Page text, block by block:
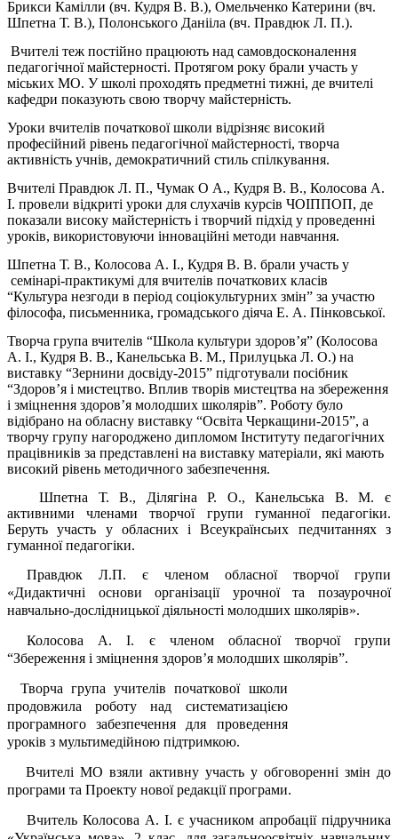
Брикси Камілли (вч. Кудря В. В.), Омельченко Катерини (вч.
Шпетна Т. В.), Полонського Данііла (вч. Правдюк Л. П.).
Вчителі теж постійно працюють над самовдосконалення
педагогічної майстерності. Протягом року брали участь у
міських МО. У школі проходять предметні тижні, де вчителі
кафедри показують свою творчу майстерність.
Уроки вчителів початкової школи відрізняє високий
професійний рівень педагогічної майстерності, творча
активність учнів, демократичний стиль спілкування.
Вчителі Правдюк Л. П., Чумак О А., Кудря В. В., Колосова А.
І. провели відкриті уроки для слухачів курсів ЧОІППОП, де
показали високу майстерність і творчий підхід у проведенні
уроків, використовуючи інноваційні методи навчання.
Шпетна Т. В., Колосова А. І., Кудря В. В. брали участь у
семінарі-практикумі для вчителів початкових класів
“Культура незгоди в період соціокультурних змін” за участю
філософа, письменника, громадського діяча Е. А. Пінковської.
Творча група вчителів “Школа культури здоров’я” (Колосова
А. І., Кудря В. В., Канельська В. М., Прилуцька Л. О.) на
виставку “Зернини досвіду-2015” підготували посібник
“Здоров’я і мистецтво. Вплив творів мистецтва на збереження
і зміцнення здоров’я молодших школярів”. Роботу було
відібрано на обласну виставку “Освіта Черкащини-2015”, а
творчу групу нагороджено дипломом Інституту педагогічних
працівників за представлені на виставку матеріали, які мають
високий рівень методичного забезпечення.
Шпетна Т. В., Ділягіна P. O., Канельська В. М. є
активними членами творчої групи гуманної педагогіки.
Беруть участь у обласних і Всеукраїнсьих педчитаннях з
гуманної педагогіки.
Правдюк Л.П. є членом обласної творчої групи
«Дидактичні основи організації урочної та позаурочної
навчально-дослідницької діяльності молодших школярів».
Колосова А. І. є членом обласної творчої групи
“Збереження і зміцнення здоров’я молодших школярів”.
Творча група учителів початкової школи
продовжила роботу над систематизацією
програмного забезпечення для проведення
уроків з мультимедійною підтримкою.
Вчителі МО взяли активну участь у обговоренні змін до
програми та Проекту нової редакції програми.
Вчитель Колосова А. І. є учасником апробації підручника